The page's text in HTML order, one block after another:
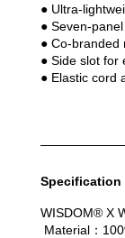
● Ultra-
● Seven-
● Co-branded
● Side slot for
● Elastic cord
Specification
WISDOM® X
Material：